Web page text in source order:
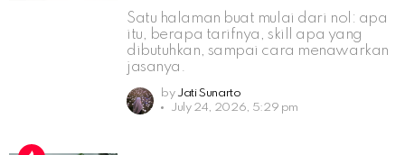
Satu halaman buat mulai dari nol: apa
itu, berapa tarifnya, skill apa yang
dibutuhkan, sampai cara menawarkan
jasanya.
by Jati Sunarto
July 24, 2026, 5:29 pm